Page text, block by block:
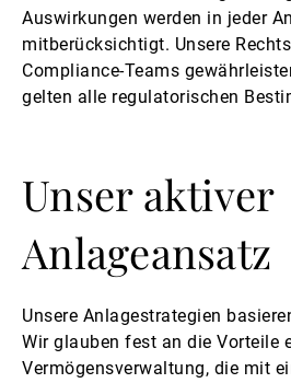
Auswirkungen werden in jeder
mitberücksichtigt. Unsere
Compliance-Teams
gelten alle regulatorischen
Unser aktiver
Anlageansatz
Unsere Anlagestrategien
Wir glauben fest an die Vorteile
Vermögensverwaltung, die mit